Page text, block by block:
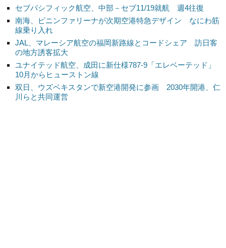
セブパシフィック航空、中部－セブ11/19就航 週4往復
南海、ピニンファリーナが次期空港特急デザイン なにわ筋
線乗り入れ
JAL、マレーシア航空の福岡新路線とコードシェア 訪日客
の地方誘客拡大
ユナイテッド航空、成田に新仕様787-9「エレベーテッド」
10月からヒューストン線
双日、ウズベキスタンで新空港開発に参画 2030年開港、仁
川らと共同運営